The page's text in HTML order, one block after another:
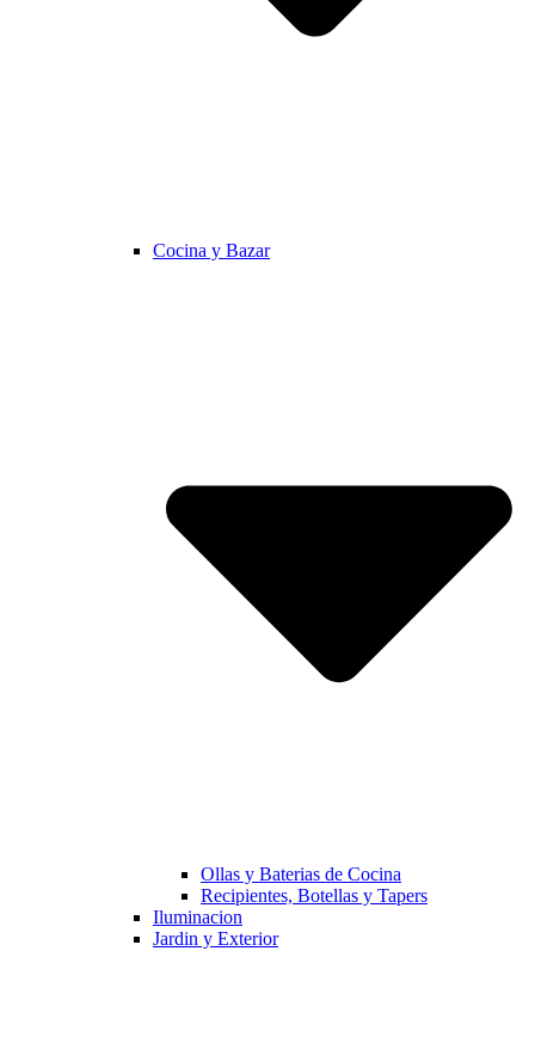
Cocina y Bazar
Ollas y Baterias de Cocina
Recipientes, Botellas y Tapers
Iluminacion
Jardin y Exterior